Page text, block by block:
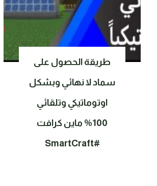
طريقة الحصول على
سماد لا نهائي وبشكل
اوتوماتيكي وتلقائي
100% ماين كرافت
#SmartCraft